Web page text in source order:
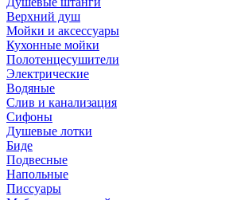
Верхний душ
Мойки и аксессуары
Кухонные мойки
Полотенцесушители
Электрические
Водяные
Слив и канализация
Сифоны
Душевые лотки
Биде
Подвесные
Напольные
Писсуары